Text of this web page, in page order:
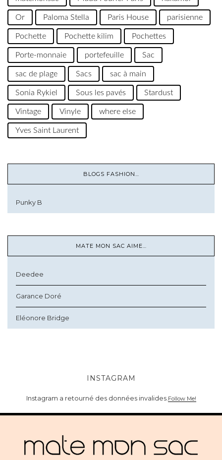
Or Paloma Stella Paris House parisienne
Pochette Pochette kilim Pochettes
Porte-monnaie portefeuille Sac
sac de plage Sacs sac à main
Sonia Rykiel Sous les pavés Stardust
Vintage Vinyle where else
Yves Saint Laurent
BLOGS FASHION…
Punky B
MATE MON SAC AIME…
Deedee
Garance Doré
Eléonore Bridge
INSTAGRAM
Instagram a retourné des données invalides. Follow Me!